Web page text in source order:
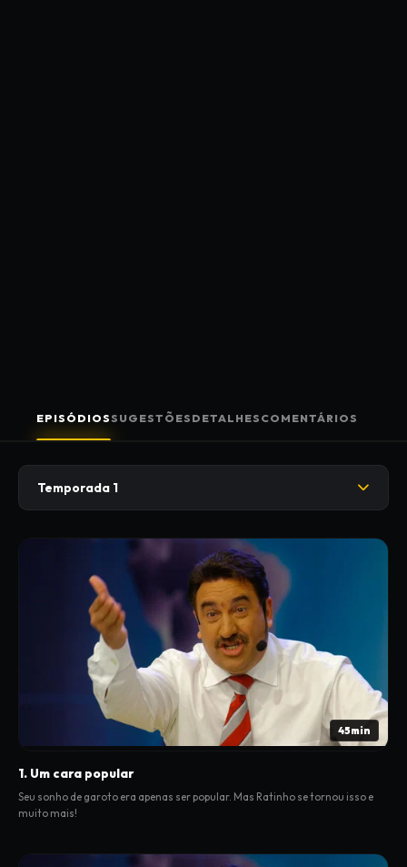
EPISÓDIOSSUGESTÕES DETALHES COMENTÁRIOS
Temporada 1
45min
1. Um cara popular
Seu sonho de garoto era apenas ser popular. Mas Ratinho se tornou isso e
muito mais!